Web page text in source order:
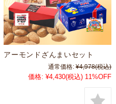
アーモンドざんまいセット
通常価格: ¥4,978(税込)
価格: ¥4,430(税込) 11%OFF